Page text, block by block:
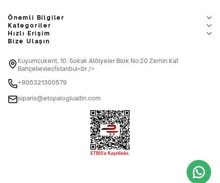
Önemli Bilgiler
Kategoriler
Hızlı Erişim
Bize Ulaşın
Kuyumcukent, 10. Sokak Atölyeler Blok No:20 Zemin Kat
Bahçelievler/İstanbul<br />
+905321300579
siparis@etopaloglualtin.com